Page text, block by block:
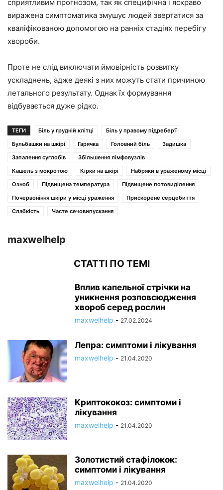
сприятливим прогнозом, так як специфічна і яскраво
виражена симптоматика змушує людей звертатися за
кваліфікованою допомогою на ранніх стадіях перебігу
хвороби.
Проте не слід виключати ймовірність розвитку
ускладнень, адже деякі з них можуть стати причиною
летального результату. Однак їх формування
відбувається дуже рідко.
ТЕГИ Біль у грудній клітці
Біль у правому підребер'ї
Бульбашки на шкірі
Гарячка Головний біль
Задишка
Запалення суглобів
Збільшення лімфовузлів
Кашель з мокротою
Кірки на шкірі
Набряки в ураженому місці
Озноб
Підвищена температура
Підвищене потовиділення
Почервоніння шкіри у місці ураження
Прискорене серцебиття
Слабкість
Часте сечовипускання
maxwelhelp
СТАТТІ ПО ТЕМІ
Вплив капельної стрічки на
уникнення розповсюдження
хвороб серед рослин
maxwelhelp - 27.02.2024
Лепра: симптоми і лікування
maxwelhelp - 21.04.2020
Криптококоз: симптоми і
лікування
maxwelhelp - 21.04.2020
Золотистий стафілокок:
симптоми і лікування
maxwelhelp - 21.04.2020